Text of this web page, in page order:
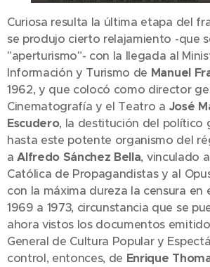
Curiosa resulta la última etapa del
se produjo cierto relajamiento -que
"aperturismo"- con la llegada al
Información y Turismo de Manuel
1962, y que colocó como director
Cinematografía y el Teatro a José
Escudero, la destitución del político
hasta este potente organismo del
aAlfredo Sánchez Bella, vinculado
Católica de Propagandistas y al
con la máxima dureza la censura en
1969 a 1973, circunstancia que se
ahora vistos los documentos
General de Cultura Popular y
control, entonces, de Enrique